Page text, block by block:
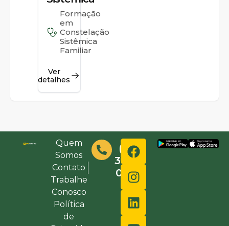
Formação
em
Constelação
Sistêmica
Familiar
Ver
detalhes
Quem
Somos
Contato
Trabalhe
Conosco
Política
de
(48)
3632-
0000